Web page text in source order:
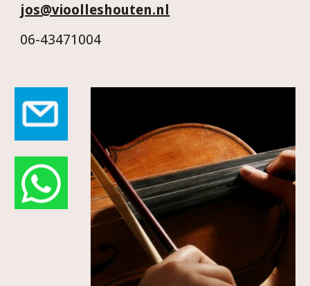
jos@vioolleshouten.nl
06-43471004